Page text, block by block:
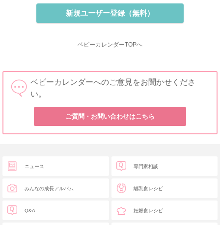
新規ユーザー登録（無料）
ベビーカレンダーTOPへ
ベビーカレンダーへのご意見をお聞かせくださ
い。
ご質問・お問い合わせはこちら
ニュース
みんなの成長アルバム
Q&A
専門家相談
離乳食レシピ
妊娠食レシピ